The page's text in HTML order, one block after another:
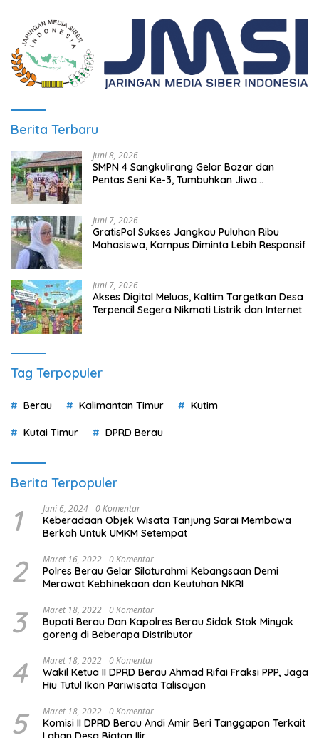
Berita Terbaru
Juni 8, 2026
SMPN 4 Sangkulirang Gelar Bazar dan
Pentas Seni Ke-3, Tumbuhkan Jiwa
Juni 7, 2026
GratisPol Sukses Jangkau Puluhan Ribu
Mahasiswa, Kampus Diminta Lebih Responsif
Juni 7, 2026
Akses Digital Meluas, Kaltim Targetkan Desa
Terpencil Segera Nikmati Listrik dan Internet
Tag Terpopuler
Berau Kalimantan Timur Kutim
Kutai Timur DPRD Berau
Berita Terpopuler
1 Juni 6, 2024 0 Komentar
Keberadaan Objek Wisata Tanjung Sarai Membawa
Berkah Untuk UMKM Setempat
2 Maret 16, 2022 0 Komentar
Polres Berau Gelar Silaturahmi Kebangsaan Demi
Merawat Kebhinekaan dan Keutuhan NKRI
3 Maret 18, 2022 0 Komentar
Bupati Berau Dan Kapolres Berau Sidak Stok Minyak
goreng di Beberapa Distributor
4 Maret 18, 2022 0 Komentar
Wakil Ketua II DPRD Berau Ahmad Rifai Fraksi PPP, Jaga
Hiu Tutul Ikon Pariwisata Talisayan
5 Maret 18, 2022 0 Komentar
Komisi II DPRD Berau Andi Amir Beri Tanggapan Terkait